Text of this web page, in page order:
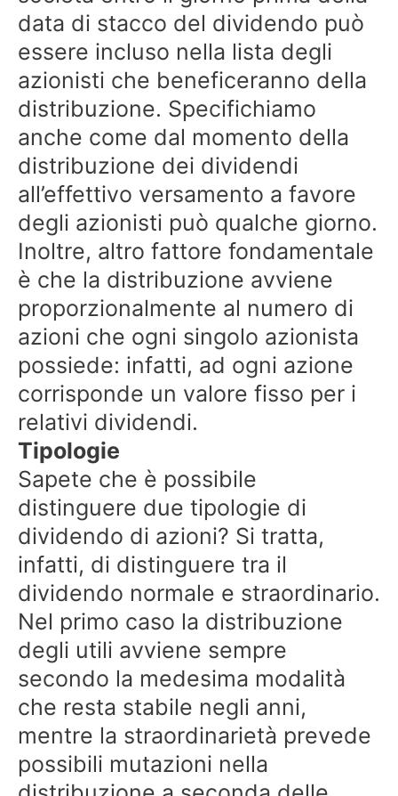
data di stacco del dividendo può
essere incluso nella lista degli
azionisti che beneficeranno della
distribuzione. Specifichiamo
anche come dal momento della
distribuzione dei dividendi
all’effettivo versamento a favore
degli azionisti può qualche giorno.
Inoltre, altro fattore fondamentale
è che la distribuzione avviene
proporzionalmente al numero di
azioni che ogni singolo azionista
possiede: infatti, ad ogni azione
corrisponde un valore fisso per i
relativi dividendi.
Tipologie
Sapete che è possibile
distinguere due tipologie di
dividendo di azioni? Si tratta,
infatti, di distinguere tra il
dividendo normale e straordinario.
Nel primo caso la distribuzione
degli utili avviene sempre
secondo la medesima modalità
che resta stabile negli anni,
mentre la straordinarietà prevede
possibili mutazioni nella